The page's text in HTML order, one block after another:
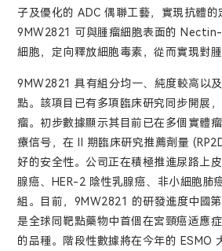
子及優化的 ADC 偶聯工藝，實現抗體的
9MW2821 可與腫瘤細胞表面的
細胞，定向釋放細胞毒素，從而實現對腫
9MW2821 具有組分均一、純度較高以
點。該項目已有多項臨床研究同步開展
瘤。初步數據顯示其目前已在多個實體
療信号，在 II 期臨床研究推薦劑量
好的安全性。公司正在積極推進尿路上
腺癌、HER-2 陰性乳腺癌、非小細胞肺
組。目前，9MW2821 的研發進度中國
是全球同靶點藥物中首個在宮頸癌适應
的品種。階段性數據將在今年的 ESMO